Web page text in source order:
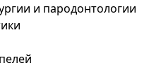
и пародонтологии